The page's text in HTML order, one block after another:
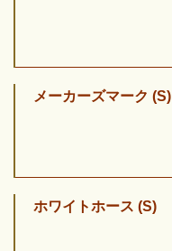
メーカーズマーク (S)
ホワイトホース (S)